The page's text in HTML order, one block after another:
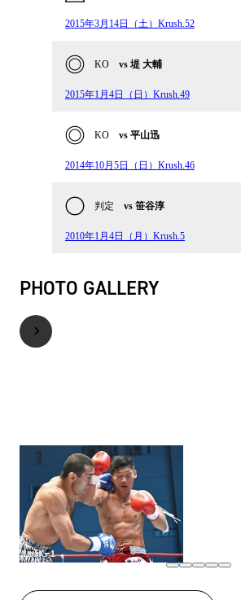
2015年3月14日（土）Krush.52
KO vs 堤 大輔
2015年1月4日（日）Krush.49
KO vs 平山迅
2014年10月5日（日）Krush.46
判定 vs 笹谷淳
2010年1月4日（月）Krush.5
PHOTO GALLERY